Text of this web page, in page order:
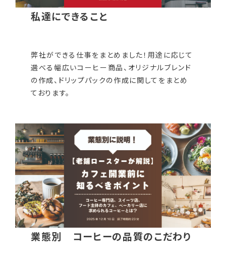
私達にできること
弊社ができる仕事をまとめました！用途に応じて
選べる幅広いコーヒー商品、オリジナルブレンド
の作成、ドリップパックの作成に関してをまとめ
ております。
業態別 コーヒーの品質のこだわり